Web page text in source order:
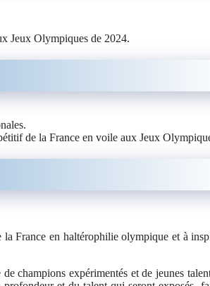
Jeux Olympiques de 2024.
de la France en voile aux Jeux
France en haltérophilie olympique et à
champions expérimentés et de jeunes